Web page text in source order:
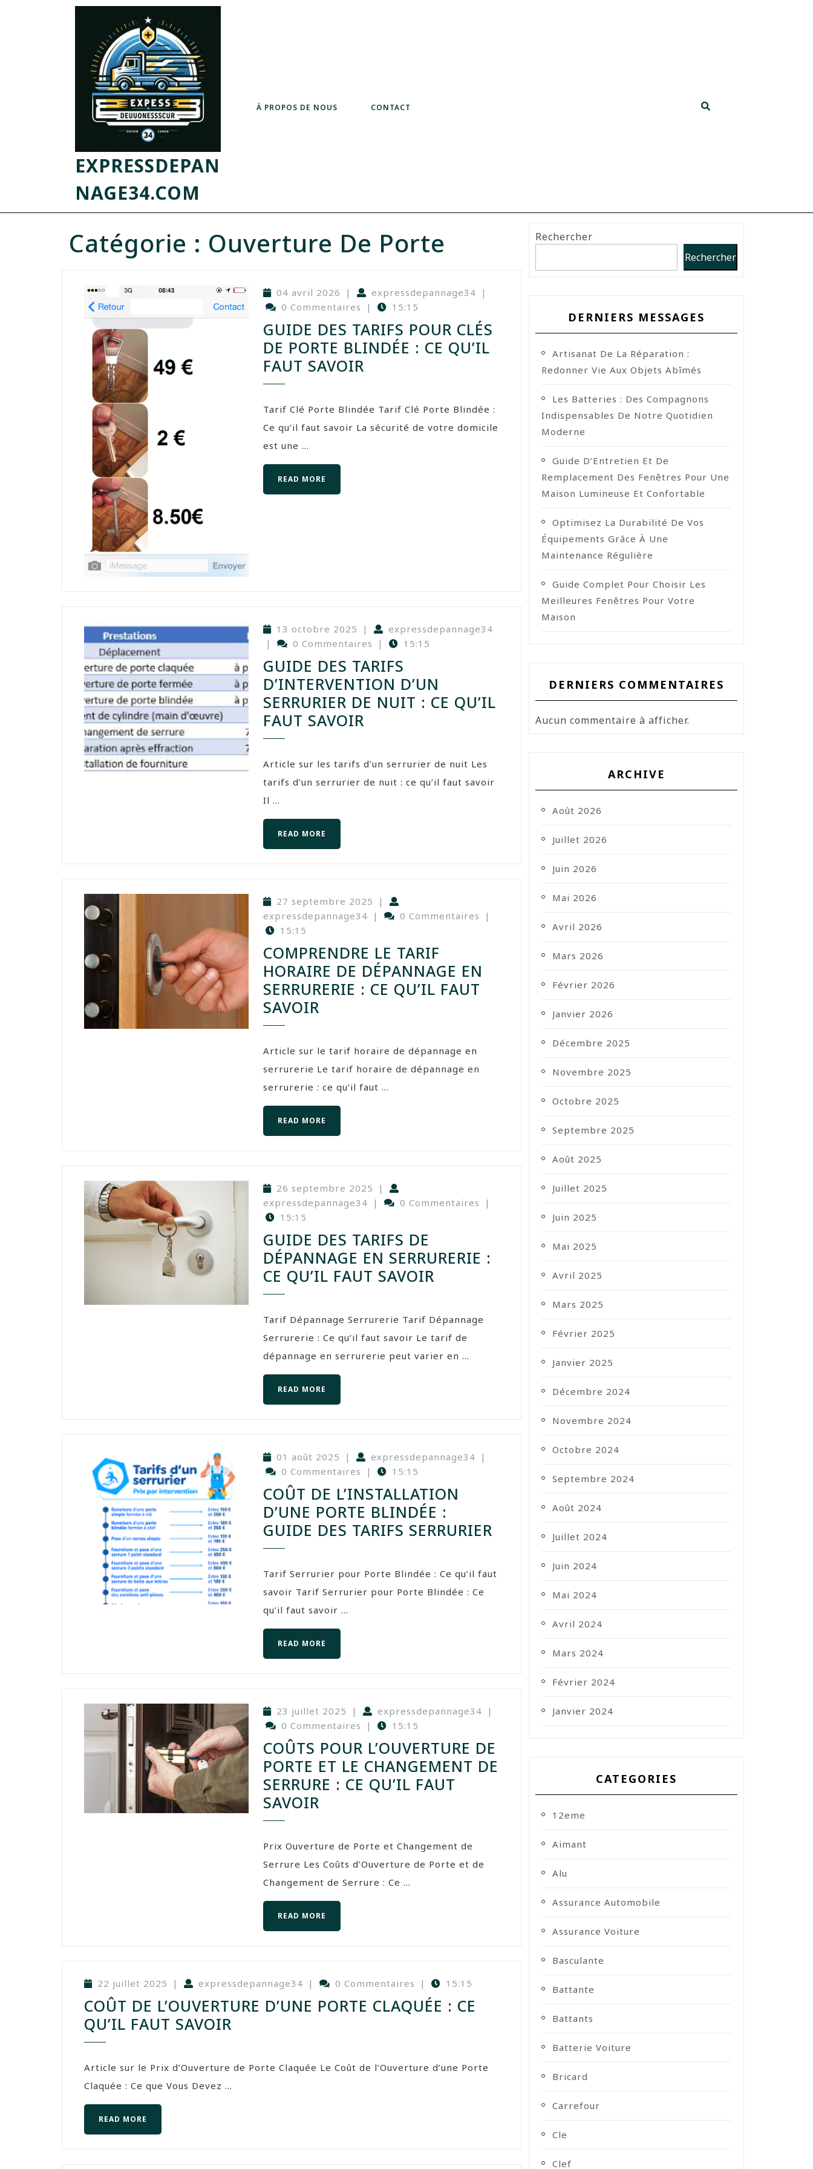
EXPRESSDEPAN
NAGE34.COM
À PROPOS DE NOUS CONTACT
Catégorie : Ouverture De Porte
04 avril 2026 | expressdepannage34 |
0 Commentaires
| 15:15
GUIDE DES TARIFS POUR CLÉS
DE PORTE BLINDÉE : CE QU’IL
FAUT SAVOIR
Tarif Clé Porte Blindée Tarif Clé Porte Blindée :
Ce qu’il faut savoir La sécurité de votre domicile
est une ...
READ MORE
13 octobre 2025 |
expressdepannage34
|
0 Commentaires | 15:15
GUIDE DES TARIFS
D’INTERVENTION D’UN
SERRURIER DE NUIT : CE QU’IL
FAUT SAVOIR
Article sur les tarifs d’un serrurier de nuit Les
tarifs d’un serrurier de nuit : ce qu’il faut savoir
Il ...
READ MORE
27 septembre 2025
|
expressdepannage34 | 0 Commentaires
|
15:15
COMPRENDRE LE TARIF
HORAIRE DE DÉPANNAGE EN
SERRURERIE : CE QU’IL FAUT
SAVOIR
Article sur le tarif horaire de dépannage en
serrurerie Le tarif horaire de dépannage en
serrurerie : ce qu’il faut ...
READ MORE
26 septembre 2025
|
expressdepannage34 | 0 Commentaires
|
15:15
GUIDE DES TARIFS DE
DÉPANNAGE EN SERRURERIE :
CE QU’IL FAUT SAVOIR
Tarif Dépannage Serrurerie Tarif Dépannage
Serrurerie : Ce qu’il faut savoir Le tarif de
dépannage en serrurerie peut varier en ...
READ MORE
01 août 2025 | expressdepannage34 |
0 Commentaires
| 15:15
COÛT DE L’INSTALLATION
D’UNE PORTE BLINDÉE :
GUIDE DES TARIFS SERRURIER
Tarif Serrurier pour Porte Blindée : Ce qu’il faut
savoir Tarif Serrurier pour Porte Blindée : Ce
qu’il faut savoir ...
READ MORE
23 juillet 2025 | expressdepannage34 |
0 Commentaires
| 15:15
COÛTS POUR L’OUVERTURE DE
PORTE ET LE CHANGEMENT DE
SERRURE : CE QU’IL FAUT
SAVOIR
Prix Ouverture de Porte et Changement de
Serrure Les Coûts d’Ouverture de Porte et de
Changement de Serrure : Ce ...
READ MORE
22 juillet 2025 | expressdepannage34 | 0 Commentaires | 15:15
COÛT DE L’OUVERTURE D’UNE PORTE CLAQUÉE : CE
QU’IL FAUT SAVOIR
Article sur le Prix d’Ouverture de Porte Claquée Le Coût de l’Ouverture d’une Porte
Claquée : Ce que Vous Devez ...
READ MORE
Rechercher
Rechercher
DERNIERS MESSAGES
Artisanat De La Réparation :
Redonner Vie Aux Objets Abîmés
Les Batteries : Des Compagnons
Indispensables De Notre Quotidien
Moderne
Guide D’Entretien Et De
Remplacement Des Fenêtres Pour Une
Maison Lumineuse Et Confortable
Optimisez La Durabilité De Vos
Équipements Grâce À Une
Maintenance Régulière
Guide Complet Pour Choisir Les
Meilleures Fenêtres Pour Votre
Maison
DERNIERS COMMENTAIRES
Aucun commentaire à afficher.
ARCHIVE
Août 2026
Juillet 2026
Juin 2026
Mai 2026
Avril 2026
Mars 2026
Février 2026
Janvier 2026
Décembre 2025
Novembre 2025
Octobre 2025
Septembre 2025
Août 2025
Juillet 2025
Juin 2025
Mai 2025
Avril 2025
Mars 2025
Février 2025
Janvier 2025
Décembre 2024
Novembre 2024
Octobre 2024
Septembre 2024
Août 2024
Juillet 2024
Juin 2024
Mai 2024
Avril 2024
Mars 2024
Février 2024
Janvier 2024
CATEGORIES
12eme
Aimant
Alu
Assurance Automobile
Assurance Voiture
Basculante
Battante
Battants
Batterie Voiture
Bricard
Carrefour
Cle
Clef